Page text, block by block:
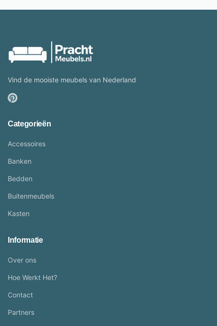
Vind de mooiste meubels van Nederland
Categorieën
Accessoires
Banken
Bedden
Buitenmeubels
Kasten
Informatie
Over ons
Hoe Werkt Het?
Contact
Partners